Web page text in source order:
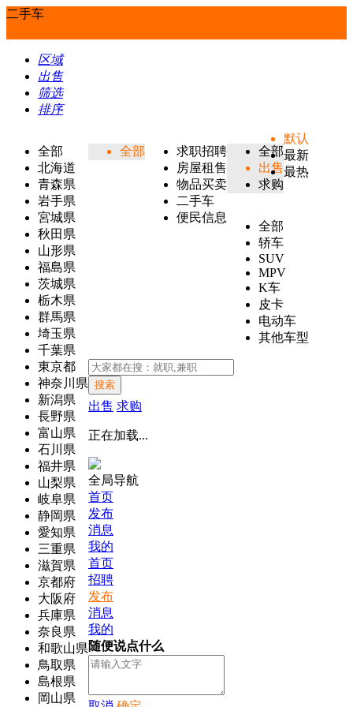
二手车
区域
出售
筛选
排序
全部
北海道
青森県
岩手県
宮城県
秋田県
山形県
福島県
茨城県
栃木県
群馬県
埼玉県
千葉県
東京都
神奈川県
新潟県
長野県
富山県
石川県
福井県
山梨県
岐阜県
静岡県
愛知県
三重県
滋賀県
京都府
大阪府
兵庫県
奈良県
和歌山県
鳥取県
島根県
岡山県
全部
求职招聘
房屋租售
物品买卖
二手车
便民信息
全部
出售
求购
全部
轿车
SUV
MPV
K车
皮卡
电动车
其他车型
默认
最新
最热
搜索
出售 求购
正在加载...
全局导航
首页
发布
消息
我的
首页
招聘
发布
消息
我的
随便说点什么